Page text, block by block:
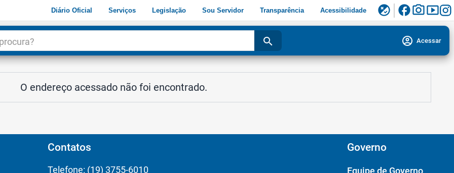
Diário Oficial Serviços Legislação Sou Servidor Transparência Acessibilidade flaky facebookphoto_camerasmart_display
search account_circle Acessar
O endereço acessado não foi encontrado.
Contatos
Telefone: (19) 3755-6010
Governo
Equipe de Governo